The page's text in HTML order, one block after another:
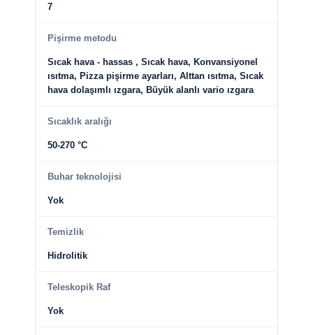
7
Pişirme metodu
Sıcak hava - hassas , Sıcak hava, Konvansiyonel
ısıtma, Pizza pişirme ayarları, Alttan ısıtma, Sıcak
hava dolaşımlı ızgara, Büyük alanlı vario ızgara
Sıcaklık aralığı
50-270 °C
Buhar teknolojisi
Yok
Temizlik
Hidrolitik
Teleskopik Raf
Yok